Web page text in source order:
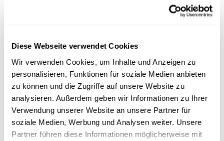
Diese Webseite verwendet Cookies
Wir verwenden Cookies, um Inhalte und Anzeigen zu
personalisieren, Funktionen für soziale Medien anbieten
zu können und die Zugriffe auf unsere Website zu
analysieren. Außerdem geben wir Informationen zu Ihrer
Verwendung unserer Website an unsere Partner für
soziale Medien, Werbung und Analysen weiter. Unsere
Partner führen diese Informationen möglicherweise mit
Firwat gi munch Flecken just schwéier aus de
Kleeder eraus?
Munch Flecke verschwannen einfach an derWäschmaschinn.
Anerer si vill méi haartnäckeg an nees anerer ginn iwwerhaapt
ne...
FNR